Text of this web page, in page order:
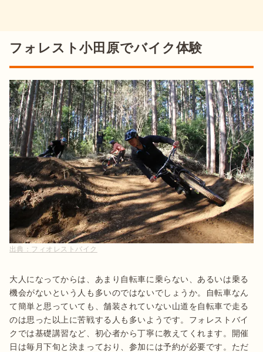
フォレスト小田原でバイク体験
出典： フィオレストバイク
大人になってからは、あまり自転車に乗らない、あるいは乗る
機会がないという人も多いのではないでしょうか。自転車なん
て簡単と思っていても、舗装されていない山道を自転車で走る
のは思った以上に苦戦する人も多いようです。フォレストバイ
クでは基礎講習など、初心者から丁寧に教えてくれます。開催
日は毎月下旬と決まっており、参加には予約が必要です。ただ